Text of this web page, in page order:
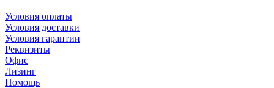
Условия оплаты
Условия доставки
Условия гарантии
Реквизиты
Офис
Лизинг
Помощь